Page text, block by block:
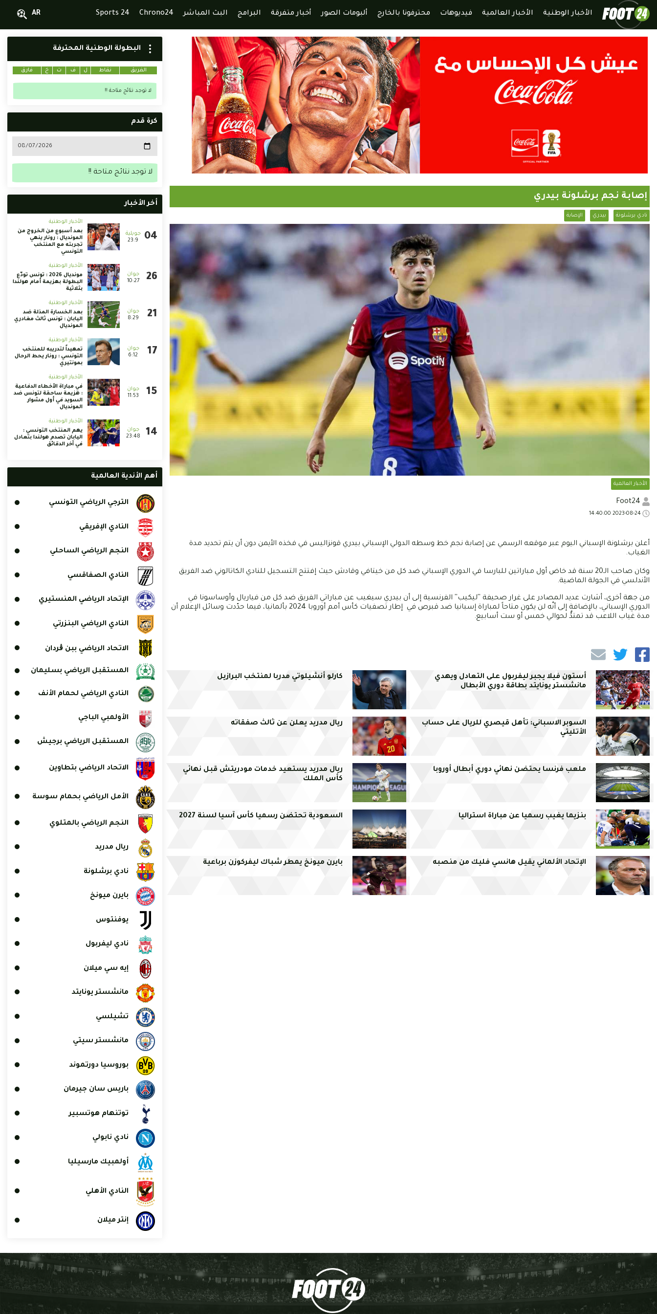
الأخبار الوطنية الأخبار العالمية فيديوهات محترفونا بالخارج ألبومات الصور أخبار متفرقة البرامج البث المباشر Chrono24
Sports 24
AR
إصابة نجم برشلونة بيدري
نادي برشلونة بيدري الإصابة
الأخبار العالمية
أعلن برشلونة الإسباني اليوم عبر موقعه الرسمي عن إصابة نجم خط وسطه الدولي الإسباني بيدري قونزاليس في فخذه الأيمن دون أن يتم تحديد مدة
الغياب.
وكان صاحب الـ20 سنة قد خاض أول مباراتين للبارسا في الدوري الإسباني ضد كل من خيتافي وقادش حيث إفتتح التسجيل للنادي الكاتالوني ضد الفريق
الأندلسي في الجولة الماضية.
من جهة أخرى، أشارت عديد المصادر على غرار صحيفة ''ليكيب'' الفرنسية إلى أن بيدري سيغيب عن مباراتي الفريق ضد كل من فياريال وأوساسونا في
الدوري الإسباني، بالإضافة إلى أنّه لن يكون متاحاً لمباراة إسبانيا ضد قبرص في إطار تصفيات كأس أمم أوروبا 2024 بألمانيا، فيما حدّدت وسائل الإعلام أن
مدة غياب اللاعب قد تمتدُّ لحوالي خمس أو ست أسابيع.
أستون فيلا يجبر ليفربول على التعادل ويهدي
مانشستر يونايتد بطاقة دوري الأبطال
كارلو أنشيلوتي مدربا لمنتخب البرازيل
السوبر الاسباني: تأهل قيصري للريال على حساب
الأتليتي
ريال مدريد يعلن عن ثالث صفقاته
ملعب فرنسا يحتضن نهائي دوري أبطال أوروبا
ريال مدريد يستعيد خدمات مودريتش قبل نهائي
كأس الملك
بنزيما يغيب رسميا عن مباراة استراليا السعودية تحتضن رسميا كأس آسيا لسنة 2027
الإتحاد الألماني يقيل هانسي فليك من منصبه بايرن ميونخ يمطر شباك ليفركوزن برباعية
البطولة الوطنية المحترفة
الفريق نقاط ل ف ت خ فارق
لا توجد نتائج متاحة !!
كرة قدم
لا توجد نتائج متاحة !!
أخر الأخبار
23:9
الأخبار الوطنية
بعد أسبوع من الخروج من
المونديال : رونار ينهي
تجربته مع المنتخب
التونسي
10:27
الأخبار الوطنية
مونديال 2026 : تونس تودّع
البطولة بهزيمة أمام هولندا
بثلاثية
8:29
الأخبار الوطنية
بعد الخسارة المذلة ضد
اليابان : تونس ثالث مغادري
المونديال
6:12
الأخبار الوطنية
تمهيداً لتدريبه للمنتخب
التونسي : رونار يحط الرحال
بمونتيري
11:53
الأخبار الوطنية
في مباراة الأخطاء الدفاعية
: هزيمة ساحقة لتونس ضد
السويد في أول مشوار
المونديال
23:48
الأخبار الوطنية
يهم المنتخب التونسي :
اليابان تصدم هولندا بتعادل
في آخر الدقائق
أهم الأندية العالمية
الترجي الرياضي التونسي
النادي الإفريقي
النجم الرياضي الساحلي
النادي الصفاقسي
الإتحاد الرياضي المنستيري
النادي الرياضي البنزرتي
الاتحاد الرياضي ببن ڨردان
المستقبل الرياضي بسليمان
النادي الرياضي لحمام الأنف
الأولمبي الباجي
المستقبل الرياضي برجيش
الاتحاد الرياضي بتطاوين
الأمل الرياضي بحمام سوسة
النجم الرياضي بالمتلوي
ريال مدريد
نادي برشلونة
بايرن ميونخ
يوفنتوس
نادي ليفربول
إيه سي ميلان
مانشستر يونايتد
تشيلسي
مانشستر سيتي
بوروسيا دورتموند
باريس سان جيرمان
توتنهام هوتسبير
نادي نابولي
أولمبيك مارسيليا
النادي الأهلي
إنتر ميلان